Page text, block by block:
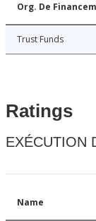
Org. De
Trust Funds
Ratings
EXÉCUTION
Name